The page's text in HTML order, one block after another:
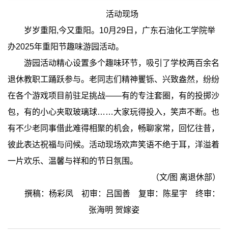
活动现场
岁岁重阳,今又重阳。10月29日，广东石油化工学院举
办2025年重阳节趣味游园活动。
游园活动精心设置多个趣味环节，吸引了学校两百余名
退休教职工踊跃参与。老同志们精神矍铄、兴致盎然，纷纷
在各个游戏项目前驻足挑战——有的专注套圈，有的投掷沙
包，有的小心夹取玻璃球……大家玩得投入，笑声不断。也
有不少老同事借此难得相聚的机会，畅聊家常，回忆往昔，
彼此表达祝福与问候。活动现场欢声笑语不绝于耳，洋溢着
一片欢乐、温馨与祥和的节日氛围。
（文/图 离退休部）
撰稿：杨彩凤 初审：吕国善 复审：陈星宇 终审：
张海明 贺嫁姿